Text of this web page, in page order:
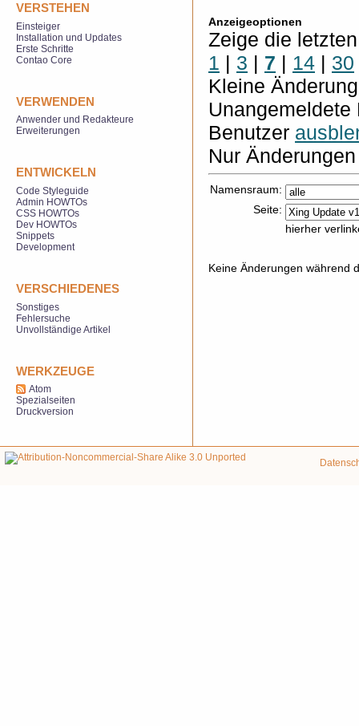
Anzeigeoptionen
Zeige die
1 | 3 | 7 | 14 | 30
Kleine
Benutzer
Nur
Namensraum:
Seite:
hierher
Keine Änderungen während
VERSTEHEN
Einsteiger
Installation und Updates
Erste Schritte
Contao Core
VERWENDEN
Anwender und Redakteure
Erweiterungen
ENTWICKELN
Code Styleguide
Admin HOWTOs
CSS HOWTOs
Dev HOWTOs
Snippets
Development
VERSCHIEDENES
Sonstiges
Fehlersuche
Unvollständige Artikel
WERKZEUGE
Atom
Spezialseiten
Druckversion